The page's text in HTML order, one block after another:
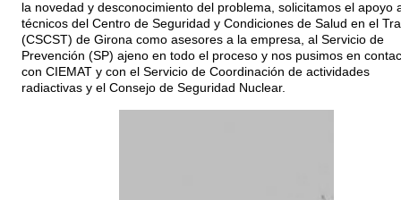
la novedad y desconocimiento del problema, solicitamos el apoyo
técnicos del Centro de Seguridad y Condiciones de Salud en el
(CSCST) de Girona como asesores a la empresa, al Servicio de
Prevención (SP) ajeno en todo el proceso y nos pusimos en
con CIEMAT y con el Servicio de Coordinación de actividades
radiactivas y el Consejo de Seguridad Nuclear.